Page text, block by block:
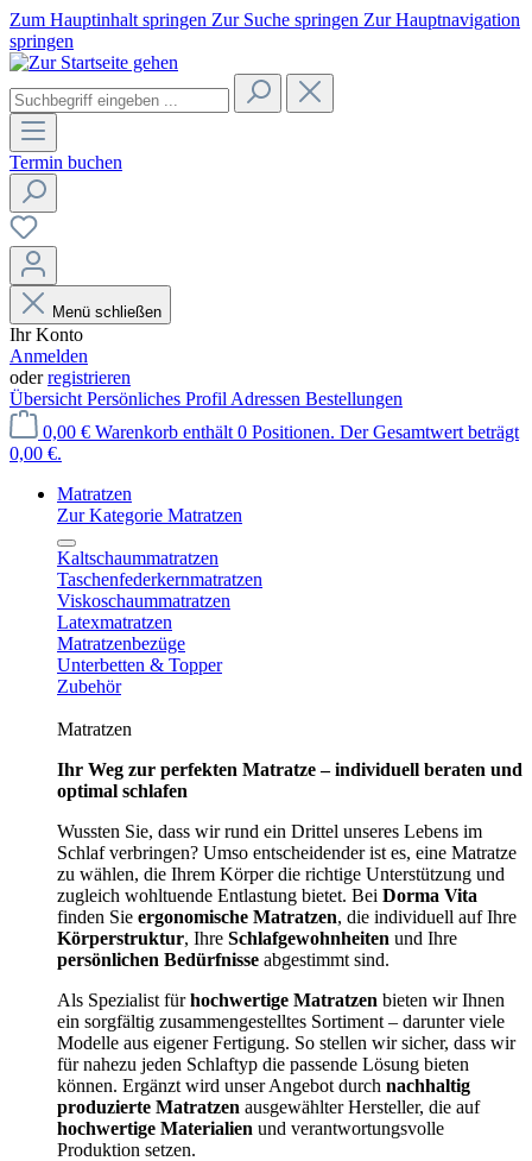
Zum Hauptinhalt springen Zur Suche springen Zur Hauptnavigation
springen
Termin buchen
Menü schließen
Ihr Konto
Anmelden
oderregistrieren
Übersicht Persönliches Profil Adressen Bestellungen
0,00 € Warenkorb enthält 0 Positionen. Der Gesamtwert beträgt
0,00 €.
Matratzen
Zur Kategorie Matratzen
Kaltschaummatratzen
Taschenfederkernmatratzen
Viskoschaummatratzen
Latexmatratzen
Matratzenbezüge
Unterbetten & Topper
Zubehör
Matratzen
Ihr Weg zur perfekten Matratze – individuell beraten und
optimal schlafen
Wussten Sie, dass wir rund ein Drittel unseres Lebens im
Schlaf verbringen? Umso entscheidender ist es, eine Matratze
zu wählen, die Ihrem Körper die richtige Unterstützung und
zugleich wohltuende Entlastung bietet. Bei Dorma Vita
finden Sie ergonomische Matratzen, die individuell auf Ihre
Körperstruktur, Ihre Schlafgewohnheiten und Ihre
persönlichen Bedürfnisse abgestimmt sind.
Als Spezialist fürhochwertige Matratzen bieten wir Ihnen
ein sorgfältig zusammengestelltes Sortiment – darunter viele
Modelle aus eigener Fertigung. So stellen wir sicher, dass wir
für nahezu jeden Schlaftyp die passende Lösung bieten
können. Ergänzt wird unser Angebot durch nachhaltig
produzierte Matratzen ausgewählter Hersteller, die auf
hochwertige Materialien und verantwortungsvolle
Produktion setzen.